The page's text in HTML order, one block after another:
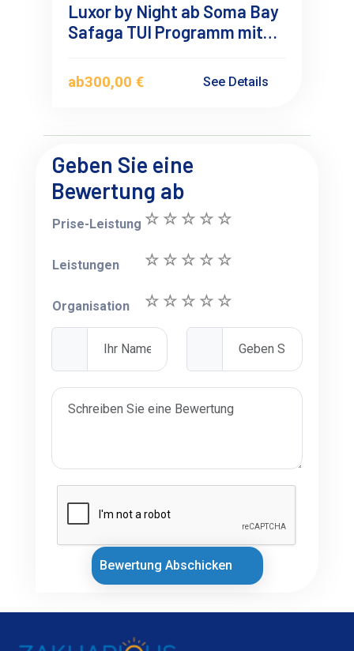
Luxor by Night ab Soma Bay
Safaga TUI Programm mit
ab300,00 € See Details
Geben Sie eine
Bewertung ab
Prise-Leistung
Leistungen
Organisation
Bewertung Abschicken